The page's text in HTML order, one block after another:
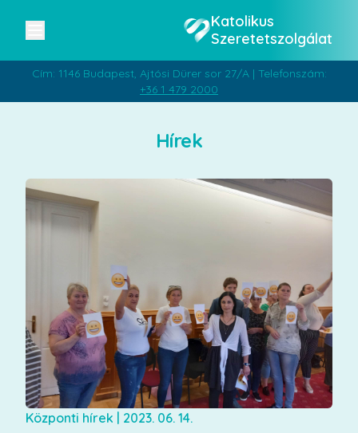
Katolikus
Szeretetszolgálat
Cím: 1146 Budapest, Ajtósi Dürer sor 27/A | Telefonszám:
+36 1 479 2000
Hírek
Központi hírek | 2023. 06. 14.